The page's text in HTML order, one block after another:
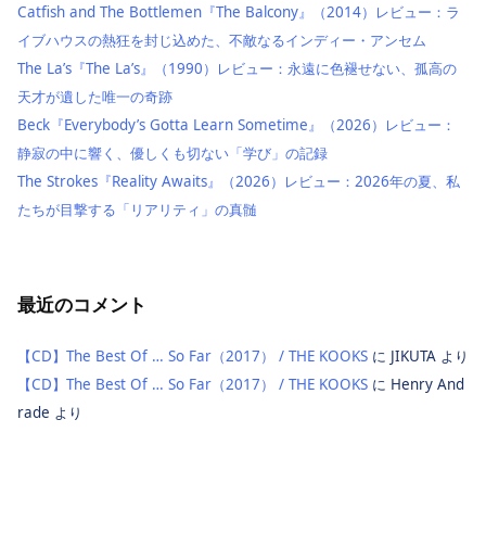
Catfish and The Bottlemen『The Balcony』（2014）レビュー：ラ
イブハウスの熱狂を封じ込めた、不敵なるインディー・アンセム
The La’s『The La’s』（1990）レビュー：永遠に色褪せない、孤高の
天才が遺した唯一の奇跡
Beck『Everybody’s Gotta Learn Sometime』（2026）レビュー：
静寂の中に響く、優しくも切ない「学び」の記録
The Strokes『Reality Awaits』（2026）レビュー：2026年の夏、私
たちが目撃する「リアリティ」の真髄
最近のコメント
【CD】The Best Of … So Far（2017） / THE KOOKS に JIKUTA より
【CD】The Best Of … So Far（2017） / THE KOOKS に Henry And
rade より